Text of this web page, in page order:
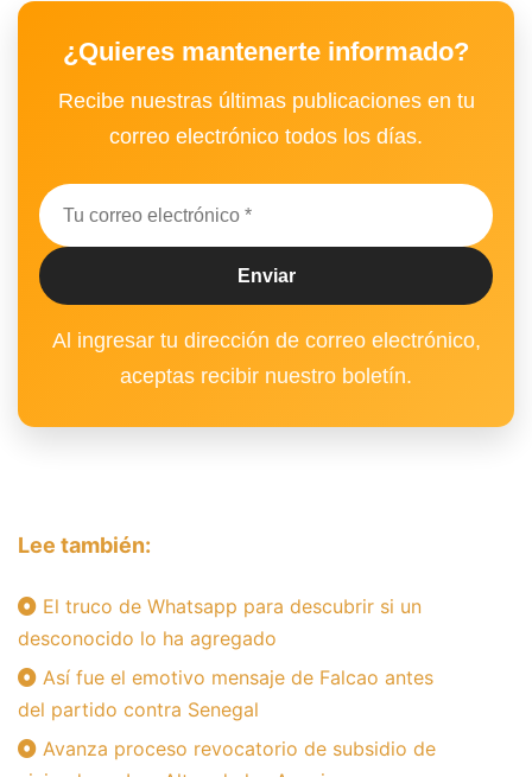
¿Quieres mantenerte informado?
Recibe nuestras últimas publicaciones en tu
correo electrónico todos los días.
Al ingresar tu dirección de correo electrónico,
aceptas recibir nuestro boletín.
Lee también:
El truco de Whatsapp para descubrir si un
desconocido lo ha agregado
Así fue el emotivo mensaje de Falcao antes
del partido contra Senegal
Avanza proceso revocatorio de subsidio de